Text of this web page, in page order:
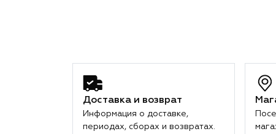
Доставка и возврат
Информация о доставке,
периодах, сборах и возвратах.